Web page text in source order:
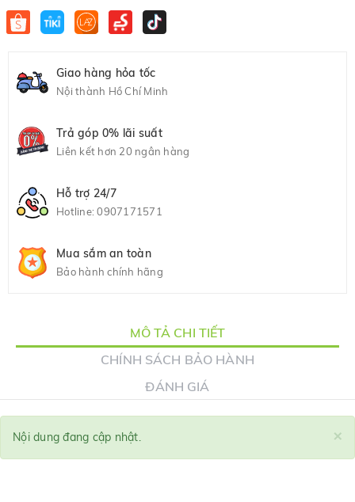
Giao hàng hỏa tốc
Nội thành Hồ Chí Minh
Trả góp 0% lãi suất
Liên kết hơn 20 ngân hàng
Hỗ trợ 24/7
Hotline:0907171571
Mua sắm an toàn
Bảo hành chính hãng
MÔ TẢ CHI TIẾT
CHÍNH SÁCH BẢO HÀNH
ĐÁNH GIÁ
×
Nội dung đang cập nhật.